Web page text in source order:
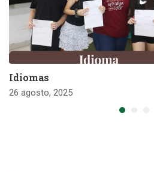
Idiomas
26 agosto, 2025